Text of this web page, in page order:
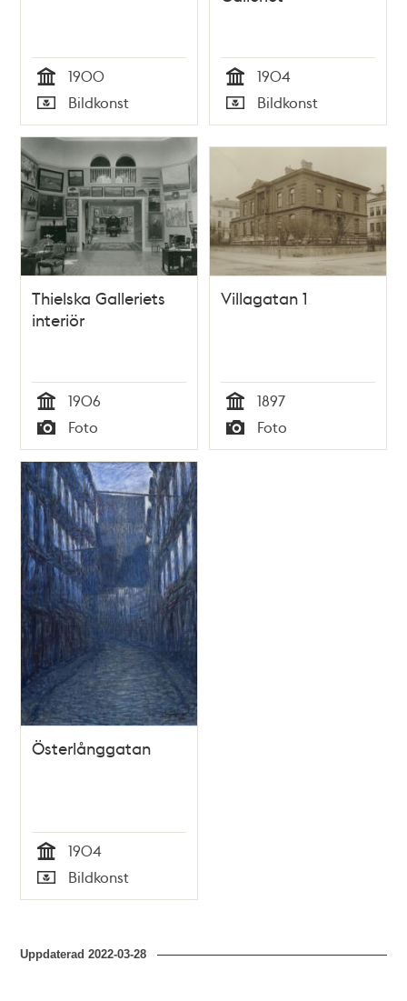
Tid
1900
Typ
Bildkonst Tid
1904
Typ
Bildkonst
Thielska Galleriets
interiör
Tid
1906
Typ
Foto
Villagatan 1
Tid
1897
Typ
Foto
Österlånggatan
Tid
1904
Typ
Bildkonst
Uppdaterad2022-03-28